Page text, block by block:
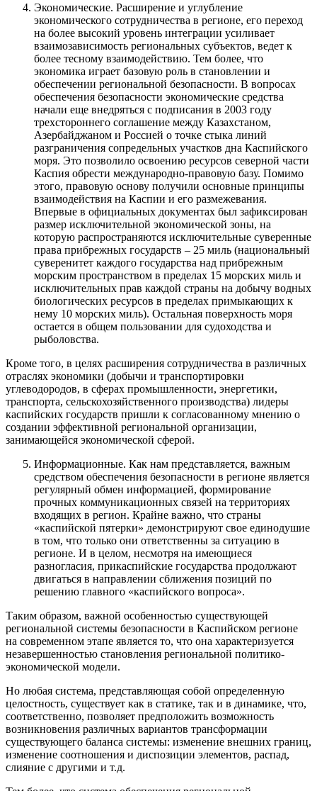
Экономические. Расширение и углубление
экономического сотрудничества в регионе, его переход
на более высокий уровень интеграции усиливает
взаимозависимость региональных субъектов, ведет к
более тесному взаимодействию. Тем более, что
экономика играет базовую роль в становлении и
обеспечении региональной безопасности. В вопросах
обеспечения безопасности экономические средства
начали еще внедряться с подписания в 2003 году
трехстороннего соглашение между Казахстаном,
Азербайджаном и Россией о точке стыка линий
разграничения сопредельных участков дна Каспийского
моря. Это позволило освоению ресурсов северной части
Каспия обрести международно-правовую базу. Помимо
этого, правовую основу получили основные принципы
взаимодействия на Каспии и его размежевания.
Впервые в официальных документах был зафиксирован
размер исключительной экономической зоны, на
которую распространяются исключительные суверенные
права прибрежных государств – 25 миль (национальный
суверенитет каждого государства над прибрежным
морским пространством в пределах 15 морских миль и
исключительных прав каждой страны на добычу водных
биологических ресурсов в пределах примыкающих к
нему 10 морских миль). Остальная поверхность моря
остается в общем пользовании для судоходства и
рыболовства.
Кроме того, в целях расширения сотрудничества в различных
отраслях экономики (добычи и транспортировки
углеводородов, в сферах промышленности, энергетики,
транспорта, сельскохозяйственного производства) лидеры
каспийских государств пришли к согласованному мнению о
создании эффективной региональной организации,
занимающейся экономической сферой.
Информационные. Как нам представляется, важным
средством обеспечения безопасности в регионе является
регулярный обмен информацией, формирование
прочных коммуникационных связей на территориях
входящих в регион. Крайне важно, что страны
«каспийской пятерки» демонстрируют свое единодушие
в том, что только они ответственны за ситуацию в
регионе. И в целом, несмотря на имеющиеся
разногласия, прикаспийские государства продолжают
двигаться в направлении сближения позиций по
решению главного «каспийского вопроса».
Таким образом, важной особенностью существующей
региональной системы безопасности в Каспийском регионе
на современном этапе является то, что она характеризуется
незавершенностью становления региональной политико-
экономической модели.
Но любая система, представляющая собой определенную
целостность, существует как в статике, так и в динамике, что,
соответственно, позволяет предположить возможность
возникновения различных вариантов трансформации
существующего баланса системы: изменение внешних границ,
изменение соотношения и диспозиции элементов, распад,
слияние с другими и т.д.